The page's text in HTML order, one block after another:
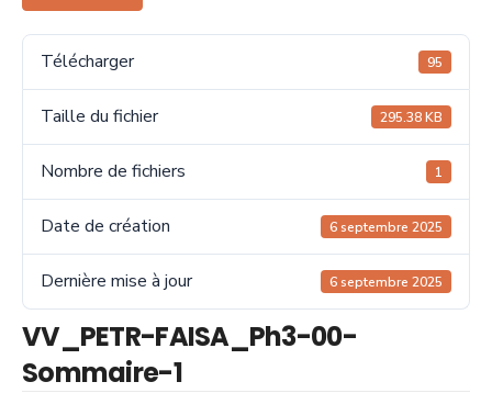
Télécharger 95
Taille du fichier 295.38 KB
Nombre de fichiers 1
Date de création 6 septembre 2025
Dernière mise à jour 6 septembre 2025
VV_PETR-FAISA_Ph3-00-
Sommaire-1